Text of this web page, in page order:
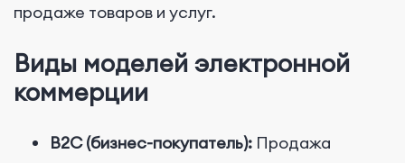
продаже товаров и услуг.
Виды моделей электронной
коммерции
B2C (бизнес-покупатель): Продажа